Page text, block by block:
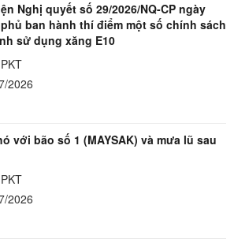
Nghị quyết số 29/2026/NQ-CP ngày
ban hành thí điểm một số chính sách
sử dụng xăng E10
2026
với bão số 1 (MAYSAK) và mưa lũ sau
2026